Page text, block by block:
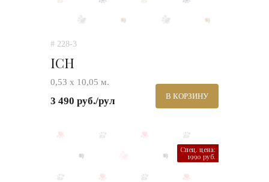
# 228-3
ICH
0,53 х 10,05 м.
3 490 руб./рул В КОРЗИНУ
Спец. цена:
1990 руб.